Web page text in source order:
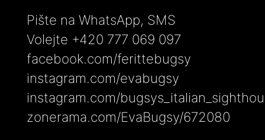
Pište na WhatsApp, SMS
Volejte +420 777 069 097
facebook.com/ferittebugsy
instagram.com/evabugsy
instagram.com/
zonerama.com/EvaBugsy/672080